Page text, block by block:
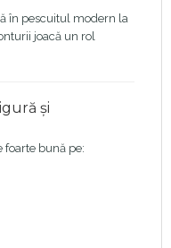
în pescuitul modern la
joacă un rol
și
foarte bună pe: